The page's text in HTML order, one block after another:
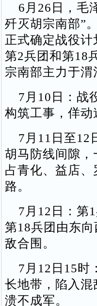
6月26日，毛
歼灭胡宗南部”
正式确定战役计
第2兵团和第18
宗南部主力于渭
7月10日‌：战
构筑工事，佯动
7月11日至12
胡马防线间隙
占青化、益店
路。
7月12日‌：第1
第18兵团由东
敌合围。
7月12日15时‌
长地带，陷入
溃不成军。